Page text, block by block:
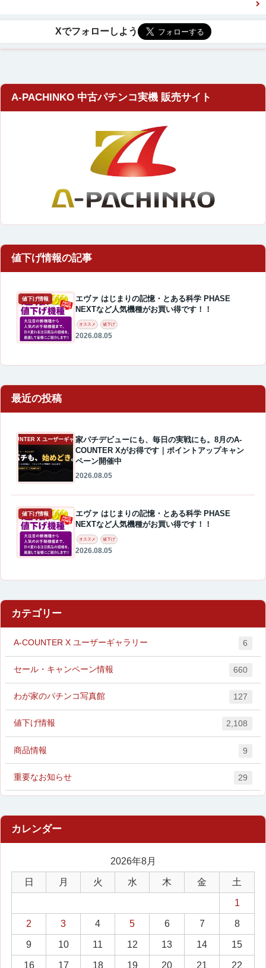
A-PACHINKO 中古パチンコ実機 販売サイト
値下げ情報
エヴァ はじまりの記憶・とある科学 PHASE
NEXTなど人気機種がお買い得です！！
オススメ 値下げ
2026.08.05
最近の投稿
A-COUNTER X ユーザーギャラリー家パチデビューにも、毎日の実戦にも。8月のA-
COUNTER Xがお得です｜ポイントアップキャン
ペーン開催中
2026.08.05
値下げ情報
エヴァ はじまりの記憶・とある科学 PHASE
NEXTなど人気機種がお買い得です！！
オススメ 値下げ
2026.08.05
カテゴリー
A-COUNTER X ユーザーギャラリー 6
セール・キャンペーン情報 660
わが家のパチンコ写真館 127
値下げ情報 2,108
商品情報 9
重要なお知らせ 29
2026年8月
日 月 火 水 木 金 土
1
2 3 4 5 6 7 8
9 10 11 12 13 14 15
16 17 18 19 20 21 22